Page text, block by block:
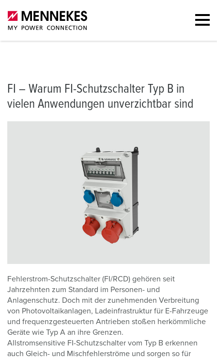
Warum FI Typ B? Was ist ein FI Typ B?
FI – Warum FI-Schutzschalter Typ B in
vielen Anwendungen unverzichtbar sind
Fehlerstrom-Schutzschalter (FI/RCD) gehören seit
Jahrzehnten zum Standard im Personen- und
Anlagenschutz. Doch mit der zunehmenden Verbreitung
von Photovoltaikanlagen, Ladeinfrastruktur für E-Fahrzeuge
und frequenzgesteuerten Antrieben stoßen herkömmliche
Geräte wie Typ A an ihre Grenzen.
Allstromsensitive FI-Schutzschalter vom Typ B erkennen
auch Gleich- und Mischfehlerströme und sorgen so für